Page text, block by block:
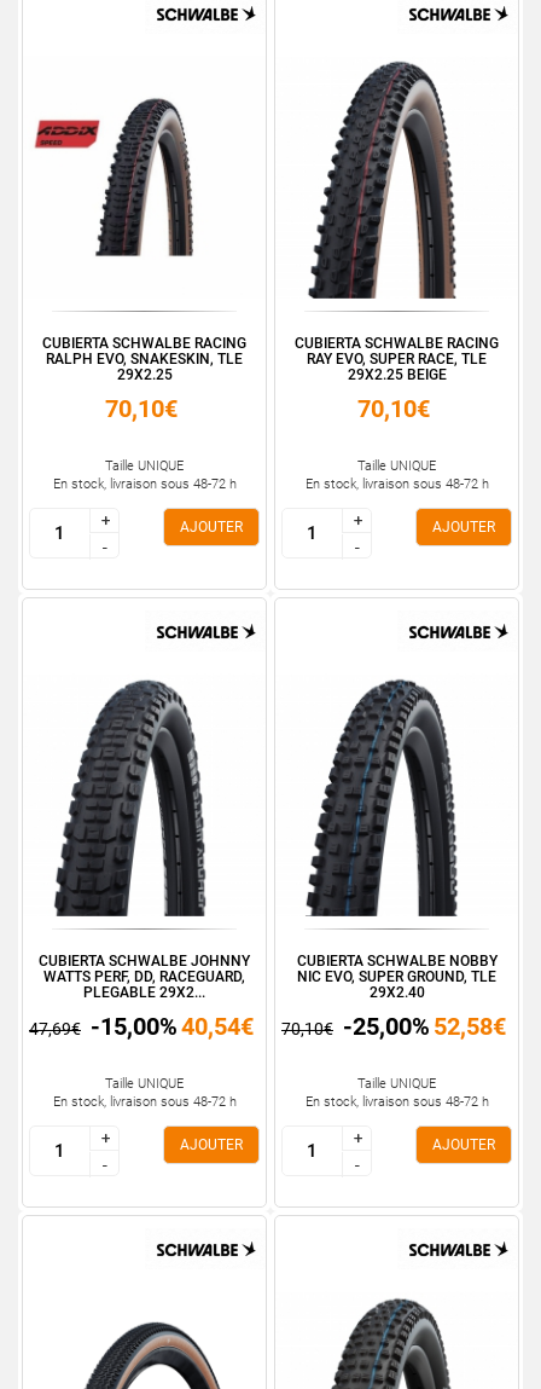
CUBIERTA SCHWALBE RACING
RALPH EVO, SNAKESKIN, TLE
29X2.25
70,10€
Taille UNIQUE
En stock, livraison sous 48-72 h
+
-
+
-
AJOUTER
CUBIERTA SCHWALBE RACING
RAY EVO, SUPER RACE, TLE
29X2.25 BEIGE
70,10€
Taille UNIQUE
En stock, livraison sous 48-72 h
+
-
+
-
AJOUTER
CUBIERTA SCHWALBE JOHNNY
WATTS PERF, DD, RACEGUARD,
PLEGABLE 29X2...
47,69€ -15,00%40,54€
Taille UNIQUE
En stock, livraison sous 48-72 h
+
-
+
-
AJOUTER
CUBIERTA SCHWALBE NOBBY
NIC EVO, SUPER GROUND, TLE
29X2.40
70,10€ -25,00% 52,58€
Taille UNIQUE
En stock, livraison sous 48-72 h
+
-
+
-
AJOUTER